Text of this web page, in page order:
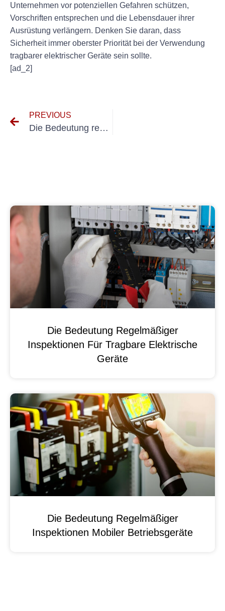
Unternehmen vor potenziellen Gefahren schützen,
Vorschriften entsprechen und die Lebensdauer ihrer
Ausrüstung verlängern. Denken Sie daran, dass
Sicherheit immer oberster Priorität bei der Verwendung
tragbarer elektrischer Geräte sein sollte.
[ad_2]
PREVIOUS
Die Bedeutung regelmäßiger Inspektionen mobiler Betriebsgeräte
Die Bedeutung Regelmäßiger
Inspektionen Für Tragbare Elektrische
Geräte
Die Bedeutung Regelmäßiger
Inspektionen Mobiler Betriebsgeräte